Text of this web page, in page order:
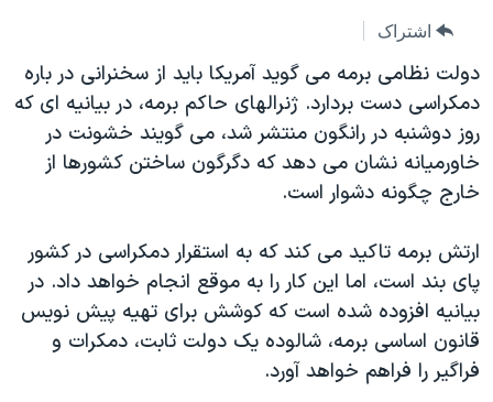
جهش
جستجوویژه برنامه‌ها
ویدیوها
فرهنگ و زندگی
اقتصادی
علم و فناوری
اسرائیل در جنگ
گالری عکس
۲۵۰سالگی آمریکا
بایگانی برنامه‌های تلویزیونی
مستندها
حمله جمهوری اسلامی به اسرائیل
رمز مهسا
ورزش زنان در ایران
اعتراضات زن، زندگی، آزادی
فرکانس‌های صدای آمریکا
یادگیری زبان انگلیسی
دنبال کنید
زبانهای مختلف
اشتراک
دولت نظامی برمه می گويد آمريکا بايد از سخنرانی در باره
دمکراسی دست بردارد. ژنرالهای حاکم برمه، در بيانيه ای که
روز دوشنبه در رانگون منتشر شد، می گويند خشونت در
خاورميانه نشان می دهد که دگرگون ساختن کشورها از
خارج چگونه دشوار است.
ارتش برمه تاکيد می کند که به استقرار دمکراسی در کشور
پای بند است، اما اين کار را به موقع انجام خواهد داد. در
بيانيه افزوده شده است که کوشش برای تهيه پيش نويس
قانون اساسی برمه، شالوده يک دولت ثابت، دمکرات و
فراگير را فراهم خواهد آورد.